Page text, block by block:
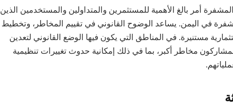
أمر بالغ الأهمية للمستثمرين والمتداولين والمستخدمين الذين
في اليمن. يساعد الوضوح القانوني في تقييم المخاطر، وتخطيط
مستنيرة. في المناطق التي يكون فيها الوضع القانوني لتعدين
مخاطر أكبر، بما في ذلك إمكانية حدوث تغييرات تنظيمية